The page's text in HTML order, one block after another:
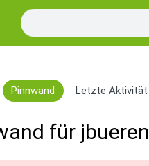
Pinnwand Letzte Aktivität
für jbueren